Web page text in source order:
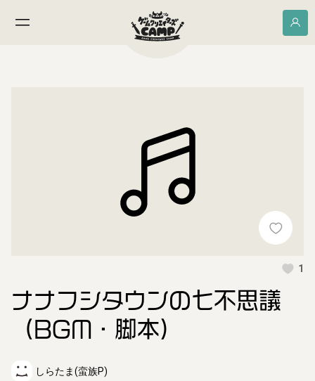
1
ナナフシタウンの七不思議
（BGM・脚本）
しらたま(蛮族P)